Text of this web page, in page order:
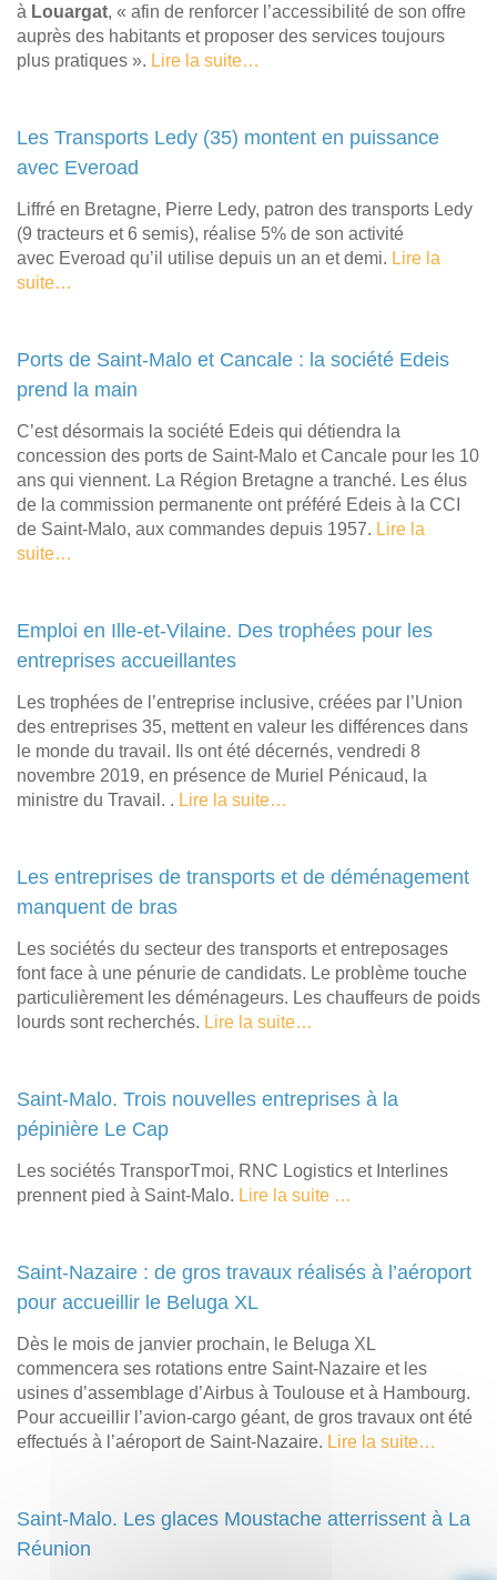
à Louargat, « afin de renforcer l’accessibilité de son offre
auprès des habitants et proposer des services toujours
plus pratiques ». Lire la suite…
Les Transports Ledy (35) montent en puissance
avec Everoad
Liffré en Bretagne, Pierre Ledy, patron des transports Ledy
(9 tracteurs et 6 semis), réalise 5% de son activité
avec Everoad qu’il utilise depuis un an et demi. Lire la
suite…
Ports de Saint-Malo et Cancale : la société Edeis
prend la main
C’est désormais la société Edeis qui détiendra la
concession des ports de Saint-Malo et Cancale pour les 10
ans qui viennent. La Région Bretagne a tranché. Les élus
de la commission permanente ont préféré Edeis à la CCI
de Saint-Malo, aux commandes depuis 1957. Lire la
suite…
Emploi en Ille-et-Vilaine. Des trophées pour les
entreprises accueillantes
Les trophées de l’entreprise inclusive, créées par l’Union
des entreprises 35, mettent en valeur les différences dans
le monde du travail. Ils ont été décernés, vendredi 8
novembre 2019, en présence de Muriel Pénicaud, la
ministre du Travail. . Lire la suite…
Les entreprises de transports et de déménagement
manquent de bras
Les sociétés du secteur des transports et entreposages
font face à une pénurie de candidats. Le problème touche
particulièrement les déménageurs. Les chauffeurs de poids
lourds sont recherchés. Lire la suite…
Saint-Malo. Trois nouvelles entreprises à la
pépinière Le Cap
Les sociétés TransporTmoi, RNC Logistics et Interlines
prennent pied à Saint-Malo. Lire la suite …
Saint-Nazaire : de gros travaux réalisés à l’aéroport
pour accueillir le Beluga XL
Dès le mois de janvier prochain, le Beluga XL
commencera ses rotations entre Saint-Nazaire et les
usines d’assemblage d’Airbus à Toulouse et à Hambourg.
Pour accueillir l’avion-cargo géant, de gros travaux ont été
effectués à l’aéroport de Saint-Nazaire. Lire la suite…
Saint-Malo. Les glaces Moustache atterrissent à La
Réunion